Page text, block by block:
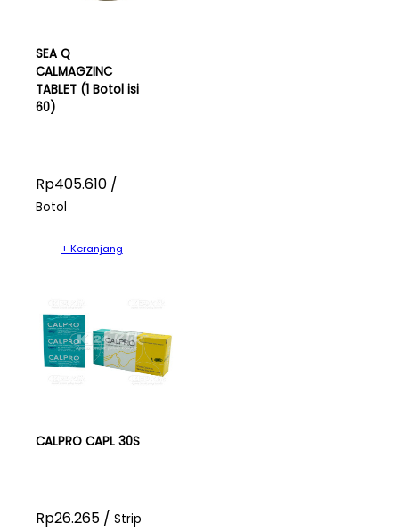
SEA Q
CALMAGZINC
TABLET (1 Botol isi
60)
Rp405.610 /
Botol
+ Keranjang
CALPRO CAPL 30S
Rp26.265 / Strip